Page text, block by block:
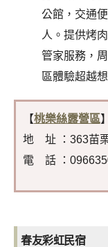
公館，交通
人。提供烤
管家服務，
區體驗超越
【桃樂絲露營區】
地 址 ：363苗
電 話 ：
春友彩虹民宿